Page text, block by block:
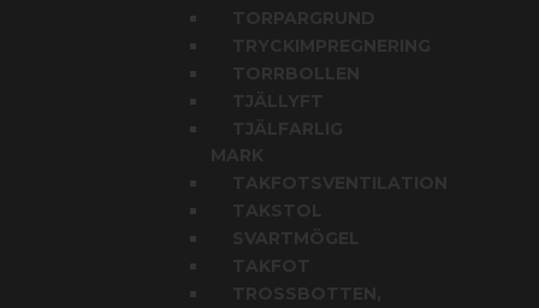
TORPARGRUND
TRYCKIMPREGNERING
TORRBOLLEN
TJÄLLYFT
TJÄLFARLIG
MARK
TAKFOTSVENTILATION
TAKSTOL
SVARTMÖGEL
TAKFOT
TROSSBOTTEN,